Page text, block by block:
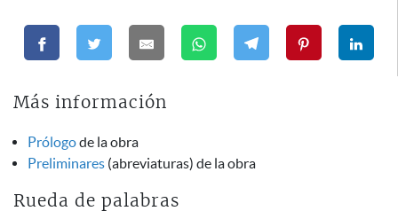
Más información
Prólogode la obra
Preliminares (abreviaturas) de la obra
Rueda de palabras